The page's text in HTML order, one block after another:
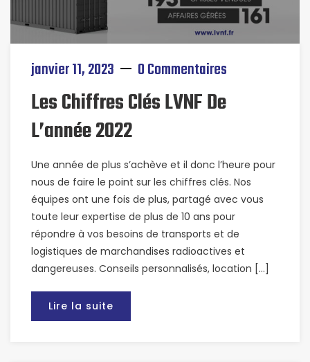
janvier 11, 2023 0 Commentaires
Les Chiffres Clés LVNF De
L’année 2022
Une année de plus s’achève et il donc l’heure pour
nous de faire le point sur les chiffres clés. Nos
équipes ont une fois de plus, partagé avec vous
toute leur expertise de plus de 10 ans pour
répondre à vos besoins de transports et de
logistiques de marchandises radioactives et
dangereuses. Conseils personnalisés, location […]
Lire la suite